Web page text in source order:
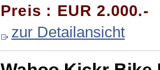
Preis : EUR 2.000.-
zur Detailansicht